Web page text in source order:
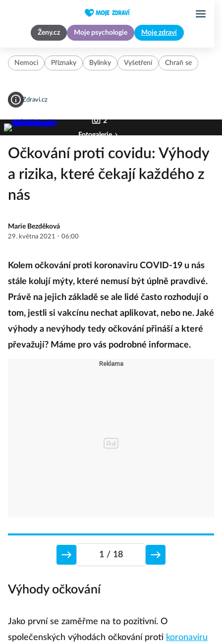
Ženy.cz Moje psychologie Moje zdraví
Nemoci Příznaky Bylinky Vyšetření Chraň se
MojeZdravi.cz
2
Fotogalerie
Očkování proti covidu: Výhody
a rizika, které čekají každého z
nás
Marie Bezděková
29. května 2021 · 06:00
Kolem očkování proti koronaviru COVID-19 u nás
stále kolují mýty, které nemusí být úplně pravdivé.
Právě na jejich základě se ale lidé často rozhodují o
tom, jestli si vakcínu nechat aplikovat, nebo ne. Jaké
výhody a nevýhody tedy očkování přináší a které
převažují? Máme pro vás podrobné informace.
1 / 18
Výhody očkování
Jako první se zaměřme na to pozitivní. O
společenských výhodách očkování proti koronaviru